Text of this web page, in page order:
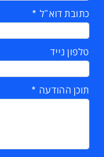
כתובת דוא"ל
טלפון נייד
תוכן ההודעה